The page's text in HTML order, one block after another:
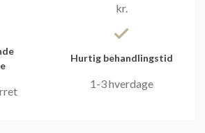
kr.
Hurtig behandlingstid
1-3 hverdage